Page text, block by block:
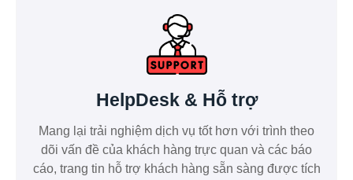
HelpDesk & Hỗ trợ
Mang lại trải nghiệm dịch vụ tốt hơn với trình theo
dõi vấn đề của khách hàng trực quan và các báo
cáo, trang tin hỗ trợ khách hàng sẵn sàng được tích